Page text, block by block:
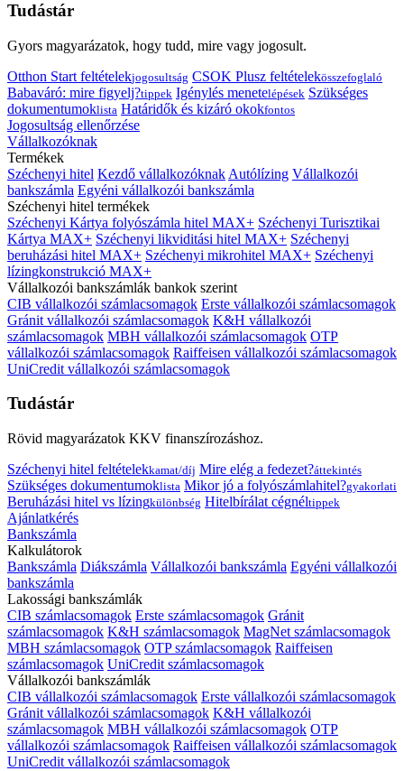
Tudástár
Gyors magyarázatok, hogy tudd, mire vagy jogosult.
Otthon Start feltételekjogosultság CSOK Plusz feltételekösszefoglaló
Babaváró: mire figyelj?tippek Igénylés menetelépések Szükséges
dokumentumoklista Határidők és kizáró okokfontos
Jogosultság ellenőrzése
Vállalkozóknak
Termékek
Széchenyi hitel Kezdő vállalkozóknak Autólízing Vállalkozói
bankszámla Egyéni vállalkozói bankszámla
Széchenyi hitel termékek
Széchenyi Kártya folyószámla hitel MAX+ Széchenyi Turisztikai
Kártya MAX+ Széchenyi likviditási hitel MAX+ Széchenyi
beruházási hitel MAX+ Széchenyi mikrohitel MAX+ Széchenyi
lízingkonstrukció MAX+
Vállalkozói bankszámlák bankok szerint
CIB vállalkozói számlacsomagok Erste vállalkozói számlacsomagok
Gránit vállalkozói számlacsomagok K&H vállalkozói
számlacsomagok MBH vállalkozói számlacsomagok OTP
vállalkozói számlacsomagok Raiffeisen vállalkozói számlacsomagok
UniCredit vállalkozói számlacsomagok
Tudástár
Rövid magyarázatok KKV finanszírozáshoz.
Széchenyi hitel feltételekkamat/díj Mire elég a fedezet?áttekintés
Szükséges dokumentumoklista Mikor jó a folyószámlahitel?gyakorlati
Beruházási hitel vs lízingkülönbség Hitelbírálat cégnéltippek
Ajánlatkérés
Bankszámla
Kalkulátorok
Bankszámla Diákszámla Vállalkozói bankszámla Egyéni vállalkozói
bankszámla
Lakossági bankszámlák
CIB számlacsomagok Erste számlacsomagok Gránit
számlacsomagok K&H számlacsomagok MagNet számlacsomagok
MBH számlacsomagok OTP számlacsomagok Raiffeisen
számlacsomagok UniCredit számlacsomagok
Vállalkozói bankszámlák
CIB vállalkozói számlacsomagok Erste vállalkozói számlacsomagok
Gránit vállalkozói számlacsomagok K&H vállalkozói
számlacsomagok MBH vállalkozói számlacsomagok OTP
vállalkozói számlacsomagok Raiffeisen vállalkozói számlacsomagok
UniCredit vállalkozói számlacsomagok